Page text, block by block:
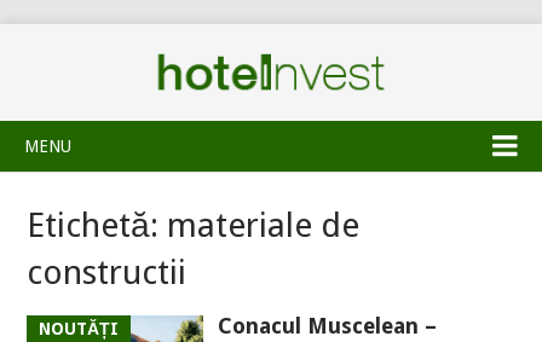
MENU
Etichetă: materiale de
constructii
NOUTĂȚI
Conacul Muscelean –